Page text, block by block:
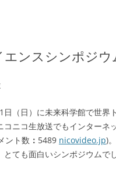
エンスシンポジウ
日（日）に未来科学館で世界
コニコ生放送でもインターネ
ント数 ： 5489 nicovideo.jp)
とても面白いシンポジウムで